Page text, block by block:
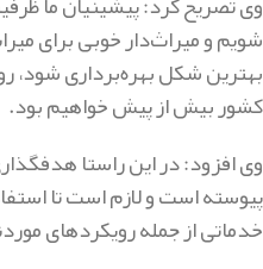
شویم و میراث‌دار خوبی برای
بهترین شکل بهره‌برداری شود،
کشور بیش از پیش خواهیم بود.
وی افزود: در این راستا
پیوسته است و لازم است تا
خدماتی از جمله رویکردهای